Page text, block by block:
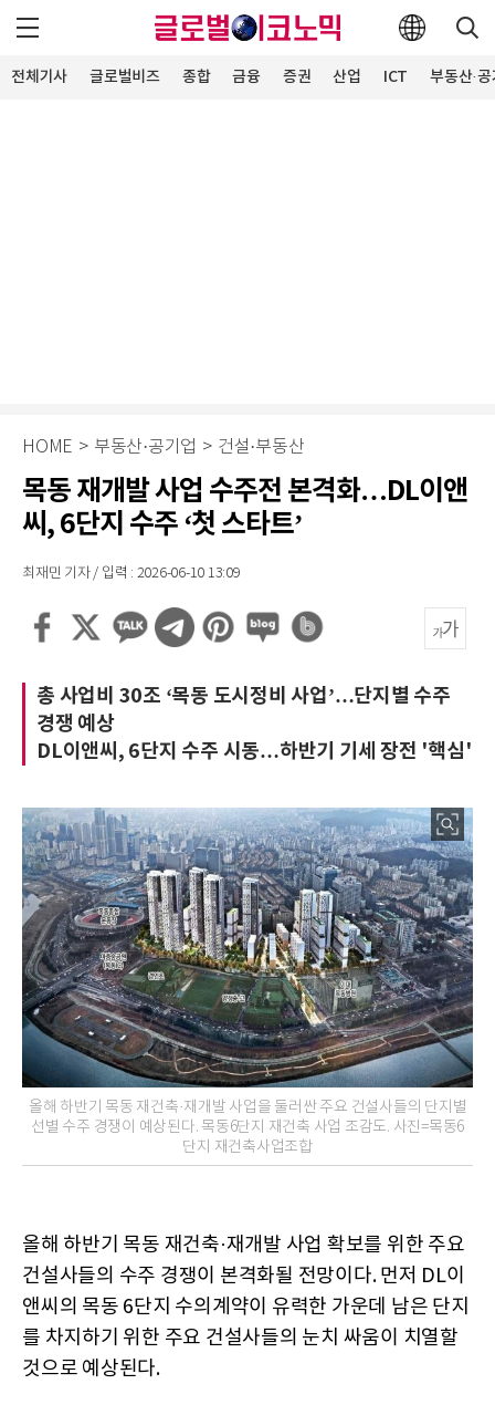
전체기사 글로벌비즈 종합 금융 증권 산업 ICT 부동산·
HOME > 부동산·공기업 > 건설·부동산
목동 재개발 사업 수주전 본격화…DL이앤
씨, 6단지 수주 ‘첫 스타트’
최재민 기자 / 입력 : 2026-06-10 13:09
총 사업비 30조 ‘목동 도시정비 사업’…단지별 수주
경쟁 예상
DL이앤씨, 6단지 수주 시동…하반기 기세 장전 '핵심'
올해 하반기 목동 재건축·재개발 사업을 둘러싼 주요 건설사들의 단지별
선별 수주 경쟁이 예상된다. 목동6단지 재건축 사업 조감도. 사진=목동6
단지 재건축사업조합
올해 하반기 목동 재건축·재개발 사업 확보를 위한 주요
건설사들의 수주 경쟁이 본격화될 전망이다. 먼저 DL이
앤씨의 목동 6단지 수의계약이 유력한 가운데 남은 단지
를 차지하기 위한 주요 건설사들의 눈치 싸움이 치열할
것으로 예상된다.